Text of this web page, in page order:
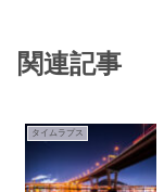
関連記事
タイムラプス